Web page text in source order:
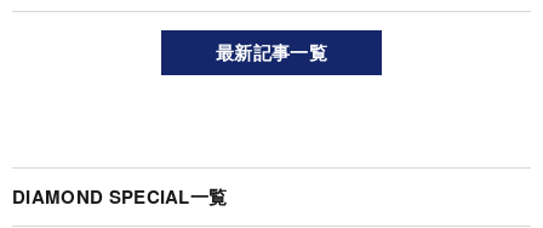
最新記事一覧
DIAMOND SPECIAL一覧